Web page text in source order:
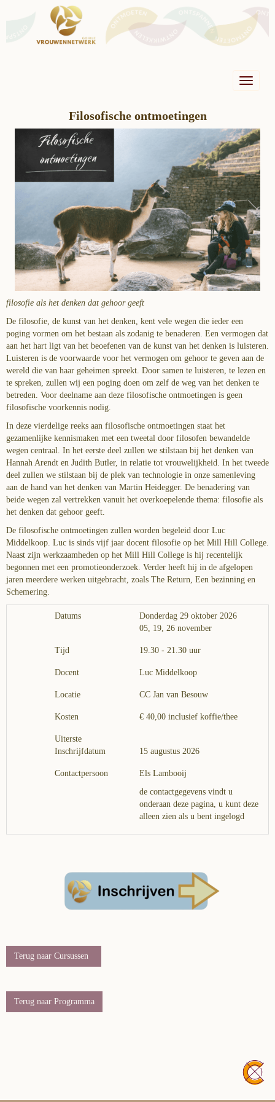
Toggle
Filosofische ontmoetingen
filosofie als het denken dat gehoor geeft
De filosofie, de kunst van het denken, kent vele wegen die ieder een
poging vormen om het bestaan als zodanig te benaderen. Een vermogen dat
aan het hart ligt van het beoefenen van de kunst van het denken is luisteren.
Luisteren is de voorwaarde voor het vermogen om gehoor te geven aan de
wereld die van haar geheimen spreekt. Door samen te luisteren, te lezen en
te spreken, zullen wij een poging doen om zelf de weg van het denken te
betreden. Voor deelname aan deze filosofische ontmoetingen is geen
filosofische voorkennis nodig.
In deze vierdelige reeks aan filosofische ontmoetingen staat het
gezamenlijke kennismaken met een tweetal door filosofen bewandelde
wegen centraal. In het eerste deel zullen we stilstaan bij het denken van
Hannah Arendt en Judith Butler, in relatie tot vrouwelijkheid. In het tweede
deel zullen we stilstaan bij de plek van technologie in onze samenleving
aan de hand van het denken van Martin Heidegger. De benadering van
beide wegen zal vertrekken vanuit het overkoepelende thema: filosofie als
het denken dat gehoor geeft.
De filosofische ontmoetingen zullen worden begeleid door Luc
Middelkoop. Luc is sinds vijf jaar docent filosofie op het Mill Hill College.
Naast zijn werkzaamheden op het Mill Hill College is hij recentelijk
begonnen met een promotieonderzoek. Verder heeft hij in de afgelopen
jaren meerdere werken uitgebracht, zoals The Return, Een bezinning en
Schemering.
Datums
Donderdag 29 oktober 2026
05, 19, 26 november
Tijd 19.30 - 21.30 uur
Docent Luc Middelkoop
Locatie CC Jan van Besouw
Kosten € 40,00 inclusief koffie/thee
Uiterste
Inschrijfdatum
15 augustus 2026
Contactpersoon
Els Lambooij
de contactgegevens vindt u
onderaan deze pagina, u kunt deze
alleen zien als u bent ingelogd
Terug naar Cursussen
Terug naar Programma